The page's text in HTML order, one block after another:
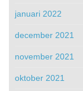
januari 2022
december 2021
november 2021
oktober 2021